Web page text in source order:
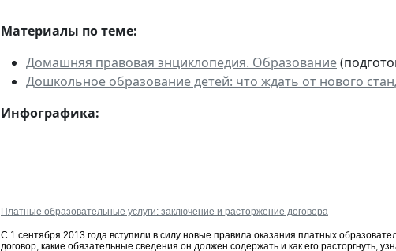
Материалы по теме:
Домашняя правовая энциклопедия. Образование
Дошкольное образование детей: что ждать от нового
Инфографика:
Платные образовательные услуги: заключение и расторжение договора
С 1 сентября 2013 года вступили в силу новые правила оказания платных
договор, какие обязательные сведения он должен содержать и как его расторгнуть,